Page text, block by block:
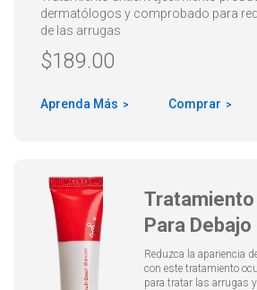
dermatólogos y comprobado para
de las arrugas
$189.00
Aprenda Más Comprar
Tratamiento
Para
Reduzca la apariencia
con este tratamiento
para tratar las arrugas y